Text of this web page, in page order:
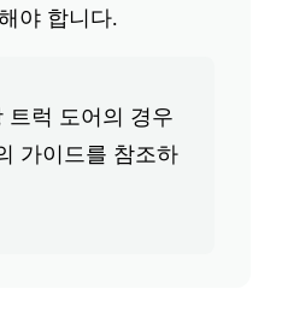
야 합니다.
트럭 도어의 경우
가이드를 참조하